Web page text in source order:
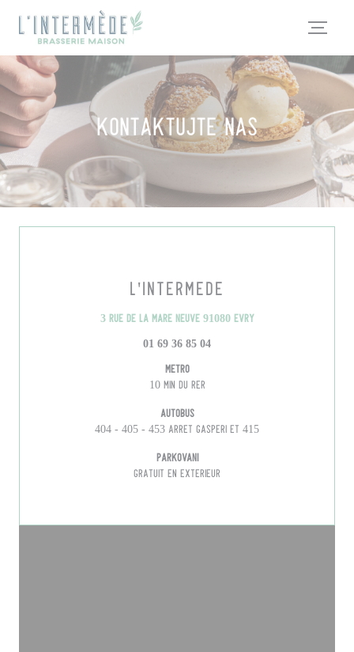
Panel pro správu cookies
Kontaktujte nás
L'INTERMÈDE
3 Rue de la Mare Neuve 91080 Evry((otevře se v novém
01 69 36 85 04
Metro
10 MIN DU RER
Autobus
404 - 405 - 453 ARRET GASPERI ET 415
Parkování
GRATUIT EN EXTERIEUR